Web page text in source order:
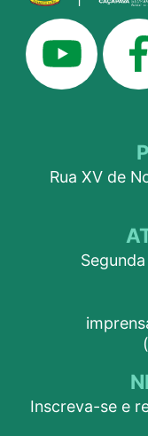
Rua XV de
Inscreva-se e